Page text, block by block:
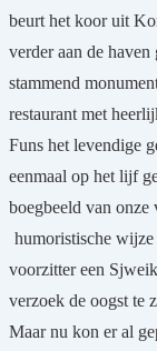
beurt het koor uit
verder aan de
stammend
restaurant met
Funs het levendige
eenmaal op het lijf
boegbeeld van
humoristische wijze
voorzitter een
verzoek de oogst te
Maar nu kon er al